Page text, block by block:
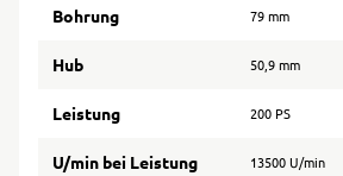
Bohrung 79 mm
Hub 50,9 mm
Leistung 200 PS
U/min bei Leistung 13500 U/min